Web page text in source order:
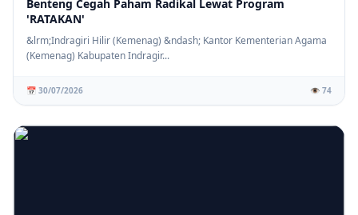
Benteng Cegah Paham Radikal Lewat Program
'RATAKAN'
&lrm;Indragiri Hilir (Kemenag) &ndash; Kantor Kementerian Agama
(Kemenag) Kabupaten Indragir...
📅 30/07/2026 👁️ 74